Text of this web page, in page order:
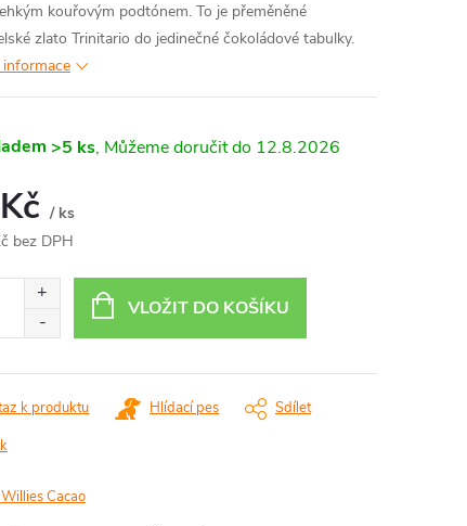
kouřovým podtónem. To je přeměněné
zlato Trinitario do jedinečné čokoládové tabulky.
informace
>5 ks 12.8.2026
/ ks
bez DPH
VLOŽIT DO KOŠÍKU
k produktu Hlídací pes Sdílet
Willies Cacao